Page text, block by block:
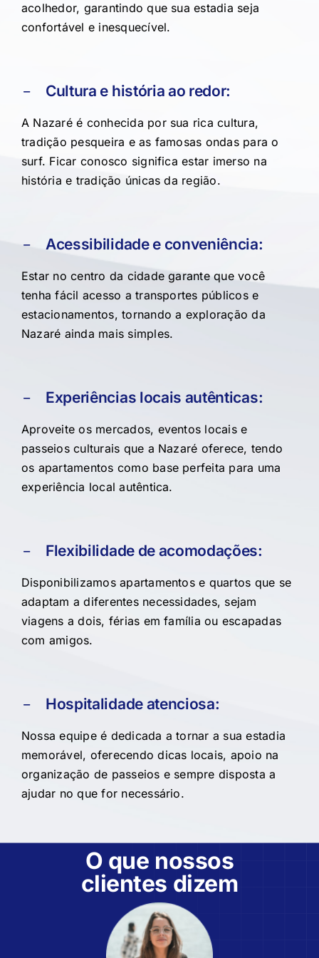
acolhedor, garantindo que sua estadia seja
confortável e inesquecível.
Cultura e história ao redor:
A Nazaré é conhecida por sua rica cultura,
tradição pesqueira e as famosas ondas para o
surf. Ficar conosco significa estar imerso na
história e tradição únicas da região.
Acessibilidade e conveniência:
Estar no centro da cidade garante que você
tenha fácil acesso a transportes públicos e
estacionamentos, tornando a exploração da
Nazaré ainda mais simples.
Experiências locais autênticas:
Aproveite os mercados, eventos locais e
passeios culturais que a Nazaré oferece, tendo
os apartamentos como base perfeita para uma
experiência local autêntica.
Flexibilidade de acomodações:
Disponibilizamos apartamentos e quartos que se
adaptam a diferentes necessidades, sejam
viagens a dois, férias em família ou escapadas
com amigos.
Hospitalidade atenciosa:
Nossa equipe é dedicada a tornar a sua estadia
memorável, oferecendo dicas locais, apoio na
organização de passeios e sempre disposta a
ajudar no que for necessário.
O que nossos
clientes dizem